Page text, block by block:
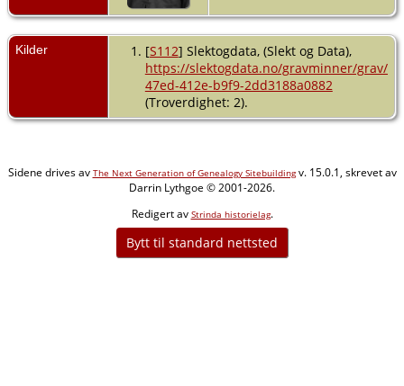
Kilder [S112] Slektogdata, (Slekt og Data),
https://slektogdata.no/gravminner/grav/
47ed-412e-b9f9-2dd3188a0882
(Troverdighet: 2).
Sidene drives av The Next Generation of Genealogy Sitebuildingv. 15.0.1, skrevet av
Darrin Lythgoe © 2001-2026.
Redigert av Strinda historielag.
Bytt til standard nettsted